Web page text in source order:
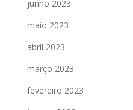
junho 2023
maio 2023
abril 2023
março 2023
fevereiro 2023